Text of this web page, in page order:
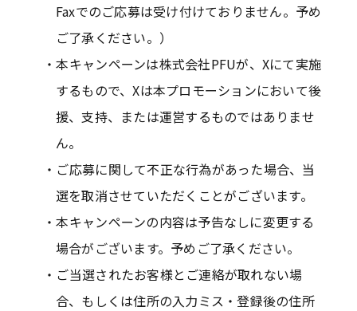
Faxでのご応募は受け付けておりません。予め
ご了承ください。）
本キャンペーンは株式会社PFUが、Xにて実施
するもので、Xは本プロモーションにおいて後
援、支持、または運営するものではありませ
ん。
ご応募に関して不正な行為があった場合、当
選を取消させていただくことがございます。
本キャンペーンの内容は予告なしに変更する
場合がございます。予めご了承ください。
ご当選されたお客様とご連絡が取れない場
合、もしくは住所の入力ミス・登録後の住所